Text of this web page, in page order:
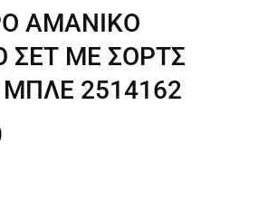
ΑΜΑΝΙΚΟ
ΣΕΤ ΜΕ ΣΟΡΤΣ
ΜΠΛΕ 2514162